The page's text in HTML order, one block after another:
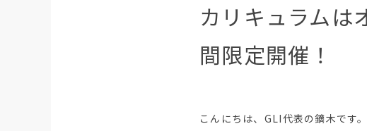
カリキュラムは
間限定開催！
こんにちは、GLI代表の鏑木です。